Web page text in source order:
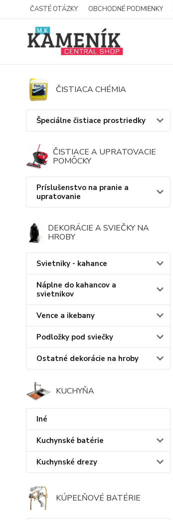
ČASTÉ OTÁZKY OBCHODNÉ PODMIENKY
ČISTIACA CHÉMIA
Špeciálne čistiace prostriedky
ČISTIACE A UPRATOVACIE
POMÔCKY
Príslušenstvo na pranie a
upratovanie
DEKORÁCIE A SVIEČKY NA
HROBY
Svietniky - kahance
Náplne do kahancov a
svietnikov
Vence a ikebany
Podložky pod sviečky
Ostatné dekorácie na hroby
KUCHYŇA
Iné
Kuchynské batérie
Kuchynské drezy
KÚPEĽŇOVÉ BATÉRIE